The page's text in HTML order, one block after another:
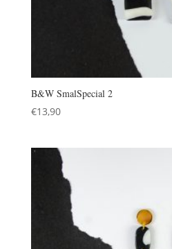
B&W SmalSpecial 2
€13,90